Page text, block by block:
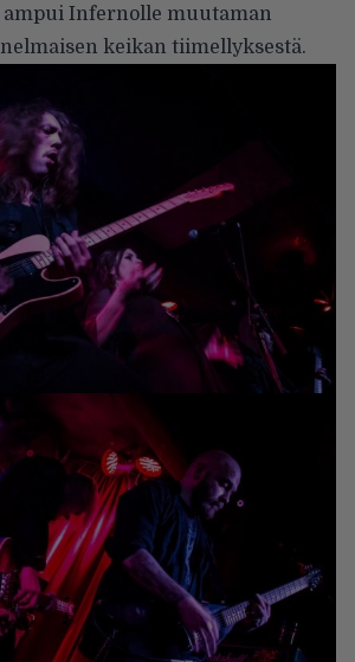
Infernolle muutaman
keikan tiimellyksestä.